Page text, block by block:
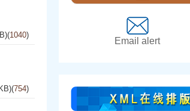
(1040)
(754)
Email alert